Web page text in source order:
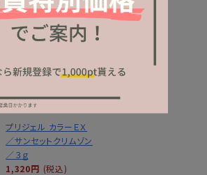
3,960円 (税込)
1,320円 (税込)
プリジェル カラーＥＸ
／サンセットクリムゾン
／３ｇ
1,320円 (税込)